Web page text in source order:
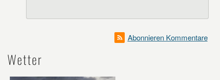
Abonnieren Kommentare
Wetter